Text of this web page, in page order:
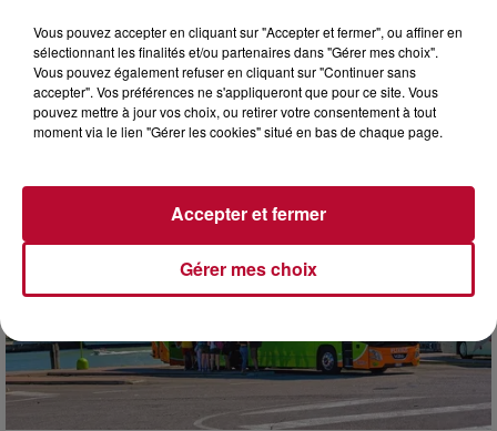
NOS IDÉES DE SORTIES POUR CETTE SEMAINE
Début août, c’est le cœur de l’été. La semaine débute, et
comme tous les lundis de l’été, on ouvre l’agenda qui est
encore bien rempli ! Entre sessions...
Vous pouvez accepter en cliquant sur "Accepter et fermer", ou affiner en
sélectionnant les finalités et/ou partenaires dans "Gérer mes choix".
Vous pouvez également refuser en cliquant sur "Continuer sans
accepter". Vos préférences ne s'appliqueront que pour ce site. Vous
pouvez mettre à jour vos choix, ou retirer votre consentement à tout
moment via le lien "Gérer les cookies" situé en bas de chaque page.
Gérer mes choix
Accepter et fermer